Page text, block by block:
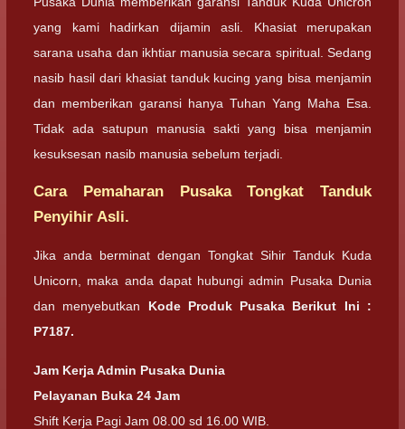
yang kami hadirkan dijamin asli. Khasiat merupakan
sarana usaha dan ikhtiar manusia secara spiritual. Sedang
nasib hasil dari khasiat tanduk kucing yang bisa menjamin
dan memberikan garansi hanya Tuhan Yang Maha Esa.
Tidak ada satupun manusia sakti yang bisa menjamin
kesuksesan nasib manusia sebelum terjadi.
Cara Pemaharan Pusaka Tongkat Tanduk
Penyihir Asli.
Jika anda berminat dengan Tongkat Sihir Tanduk Kuda
Unicorn, maka anda dapat hubungi admin Pusaka Dunia
dan menyebutkan Kode Produk Pusaka Berikut Ini :
P7187.
Jam Kerja Admin Pusaka Dunia
Pelayanan Buka 24 Jam
Shift Kerja Pagi Jam 08.00 sd 16.00 WIB.